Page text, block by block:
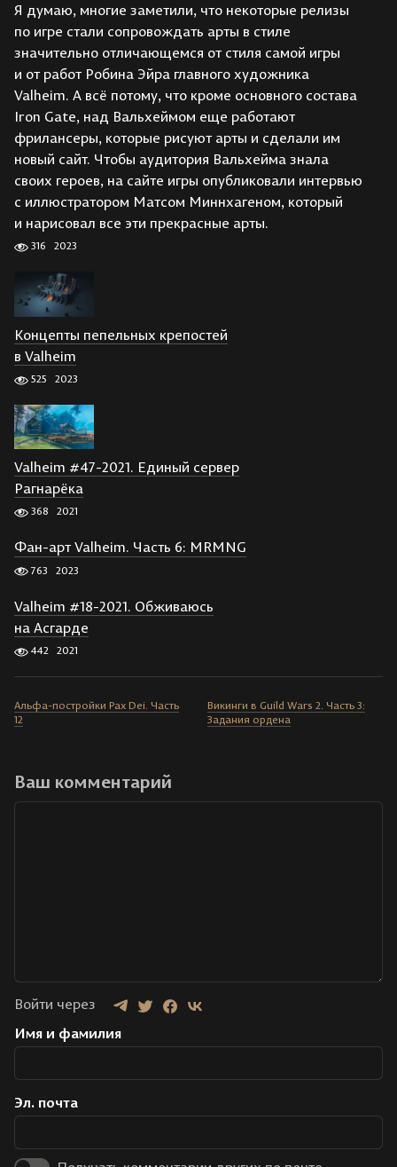
Я думаю, многие заметили, что некоторые релизы
по игре стали сопровождать арты в стиле
значительно отличающемся от стиля самой игры
и от работ Робина Эйра главного художника
Valheim. А всё потому, что кроме основного состава
Iron Gate, над Вальхеймом еще работают
фрилансеры, которые рисуют арты и сделали им
новый сайт. Чтобы аудитория Вальхейма знала
своих героев, на сайте игры опубликовали интервью
с иллюстратором Матсом Миннхагеном, который
и нарисовал все эти прекрасные арты.
316 2023
Концепты пепельных крепостей
в Valheim
525 2023
Valheim #47-2021. Единый сервер
Рагнарёка
368 2021
Фан-арт Valheim. Часть 6: MRMNG
763 2023
Valheim #18-2021. Обживаюсь
на Асгарде
442 2021
Альфа-постройки Pax Dei. Часть
12
Викинги в Guild Wars 2. Часть 3:
Задания ордена
Ваш комментарий
Войти через
Имя и фамилия
Эл. почта